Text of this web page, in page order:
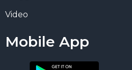
Video
Mobile App